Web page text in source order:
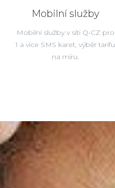
Mobilní služby
Mobilní služby v síti Q-CZ pro
1 a více SMS karet, výběr tarifu
na míru.